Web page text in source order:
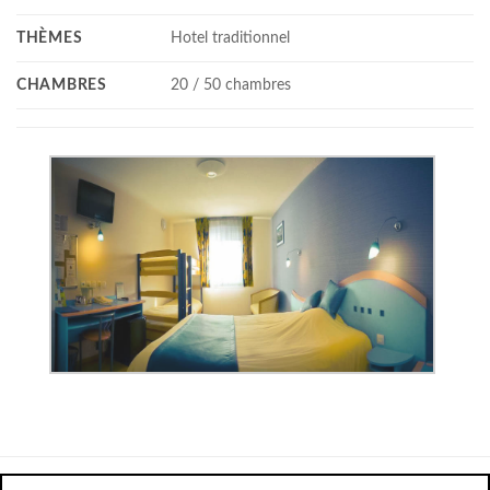
THÈMES Hotel traditionnel
CHAMBRES 20 / 50 chambres